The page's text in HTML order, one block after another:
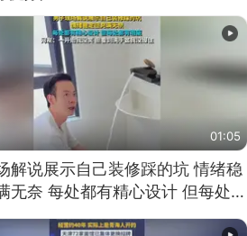
01:05
解说展示自己装修踩的坑 情绪稳
无奈 每处都有精心设计 但每处都